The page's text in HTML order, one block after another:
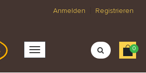
Anmelden Registrieren
0